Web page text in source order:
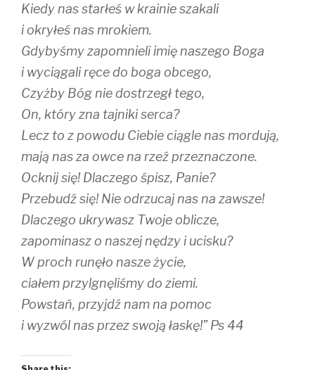
Kiedy nas starłeś w krainie szakali
i okryłeś nas mrokiem.
Gdybyśmy zapomnieli imię naszego Boga
i wyciągali ręce do boga obcego,
Czyżby Bóg nie dostrzegł tego,
On, który zna tajniki serca?
Lecz to z powodu Ciebie ciągle nas mordują,
mają nas za owce na rzeź przeznaczone.
Ocknij się! Dlaczego śpisz, Panie?
Przebudź się! Nie odrzucaj nas na zawsze!
Dlaczego ukrywasz Twoje oblicze,
zapominasz o naszej nędzy i ucisku?
W proch runęło nasze życie,
ciałem przylgnęliśmy do ziemi.
Powstań, przyjdź nam na pomoc
i wyzwól nas przez swoją łaskę!” Ps 44